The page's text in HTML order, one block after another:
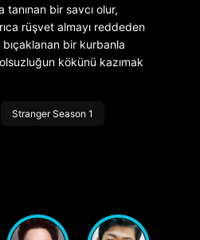
tanınan bir savcı olur,
rüşvet almayı reddeden
bir kurbanla
kökünü kazımak
Stranger Season 1